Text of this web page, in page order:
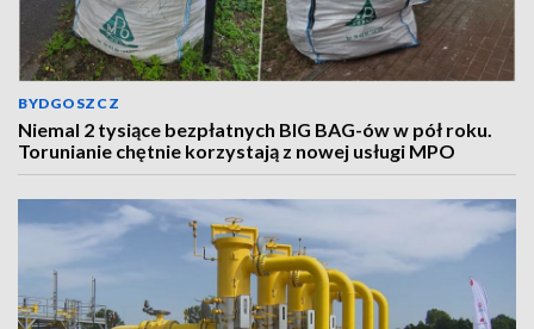
BYDGOSZCZ
Niemal 2 tysiące bezpłatnych BIG BAG-ów w pół roku.
Torunianie chętnie korzystają z nowej usługi MPO